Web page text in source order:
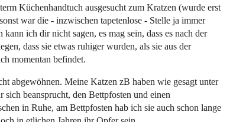
Küchenhandtuch ausgesucht zum Kratzen (wurde erst
war die - inzwischen tapetenlose - Stelle ja immer
ich dir nicht sagen, es mag sein, dass es nach der
dass sie etwas ruhiger wurden, als sie aus der
momentan befindet.
abgewöhnen. Meine Katzen zB haben wie gesagt unter
beansprucht, den Bettpfosten und einen
in Ruhe, am Bettpfosten hab ich sie auch schon lange